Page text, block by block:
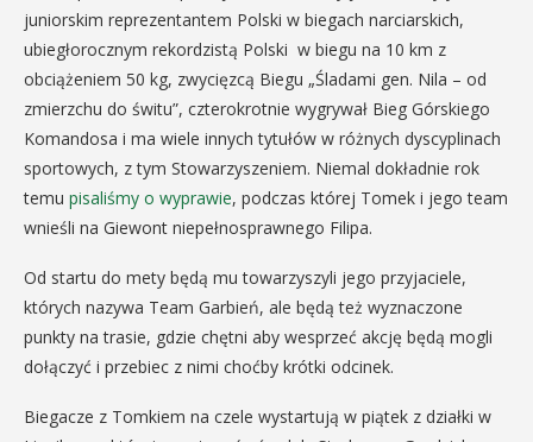
juniorskim reprezentantem Polski w biegach narciarskich,
ubiegłorocznym rekordzistą Polski w biegu na 10 km z
obciążeniem 50 kg, zwycięzcą Biegu „Śladami gen. Nila – od
zmierzchu do świtu”, czterokrotnie wygrywał Bieg Górskiego
Komandosa i ma wiele innych tytułów w różnych dyscyplinach
sportowych, z tym Stowarzyszeniem. Niemal dokładnie rok
temu pisaliśmy o wyprawie, podczas której Tomek i jego team
wnieśli na Giewont niepełnosprawnego Filipa.
Od startu do mety będą mu towarzyszyli jego przyjaciele,
których nazywa Team Garbień, ale będą też wyznaczone
punkty na trasie, gdzie chętni aby wesprzeć akcję będą mogli
dołączyć i przebiec z nimi choćby krótki odcinek.
Biegacze z Tomkiem na czele wystartują w piątek z działki w